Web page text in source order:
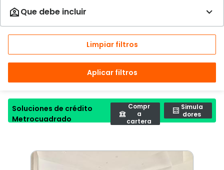
Limpiar filtros
Aplicar filtros
Soluciones de crédito
Metrocuadrado
Compr
a
cartera
Simula
dores